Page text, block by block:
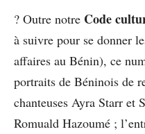
? Outre notre Code
à suivre pour se donner
affaires au Bénin), ce
portraits de Béninois de
chanteuses Ayra Starr et
Romuald Hazoumé ;